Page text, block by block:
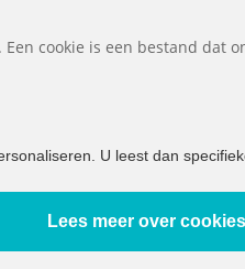
Een cookie is een bestand
U leest dan
Lees meer over cookies